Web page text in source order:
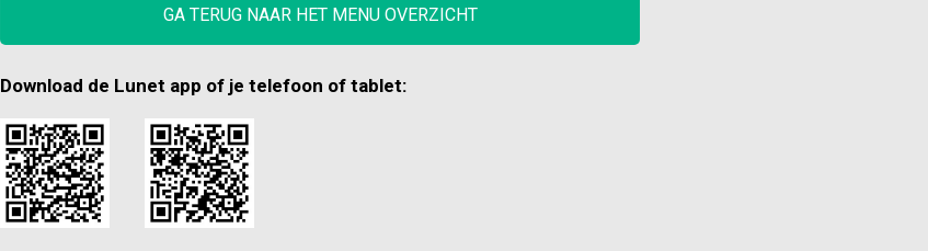
GA TERUG NAAR HET MENU OVERZICHT
Download de Lunet app of je telefoon of tablet: